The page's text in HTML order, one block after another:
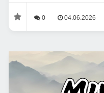
0 04.06.2026